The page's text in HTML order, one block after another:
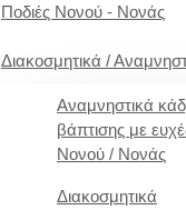
Ποδιές Νονού - Νονάς
Διακοσμητικά /
Αναμνηστικά
βάπτισης με
Νονού / Νονάς
Διακοσμητικά